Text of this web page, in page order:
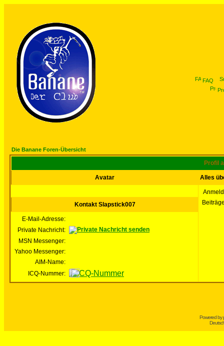
FAQ
Die Banane Foren-Übersicht
Profil
Avatar Alles
Kontakt Slapstick007
E-Mail-Adresse:
Private Nachricht:
MSN Messenger:
Yahoo Messenger:
AIM-Name:
ICQ-Nummer:
Powered by